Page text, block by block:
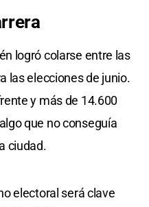
logró colarse entre las
las elecciones de junio.
y más de 14.600
que no conseguía
ciudad.
electoral será clave